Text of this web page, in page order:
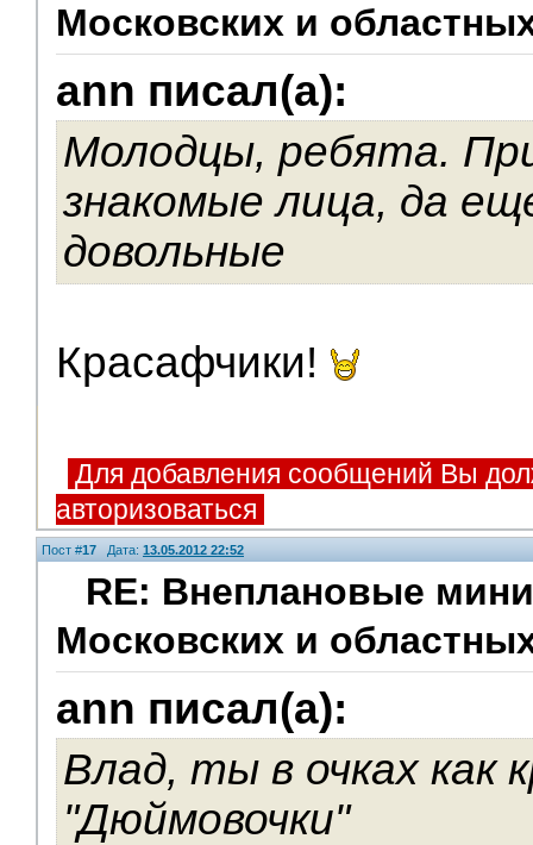
Московских и
ann писал(а):
Молодцы, ребята.
знакомые лица, да
довольные
Красафчики!
Для добавления сообщений Вы
авторизоваться
Пост #17 Дата: 13.05.2012 22:52
RE: Внеплановые
Московских и
ann писал(а):
Влад, ты в очках как
"Дюймовочки"